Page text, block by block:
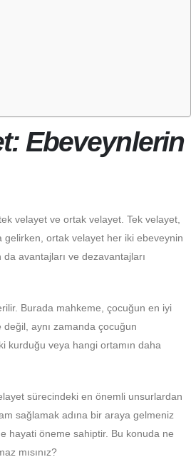
Ebeveynlerin
velayet ve ortak velayet. Tek velayet,
gelirken, ortak velayet her iki ebeveynin
avantajları ve dezavantajları
Burada mahkeme, çocuğun en iyi
değil, aynı zamanda çocuğun
kurduğu veya hangi ortamın daha
sürecindeki en önemli unsurlardan
sağlamak adına bir araya gelmeniz
hayati öneme sahiptir. Bu konuda ne
mısınız?